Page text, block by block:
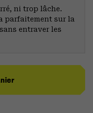
ni trop lâche.
parfaitement sur la
entraver les